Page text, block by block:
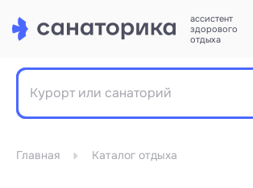
ассистент
здорового
отдыха
Главная Каталог отдыха